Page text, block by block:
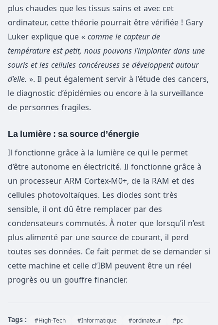
plus chaudes que les tissus sains et avec cet
ordinateur, cette théorie pourrait être vérifiée ! Gary
Luker explique que « comme le capteur de
température est petit, nous pouvons l’implanter dans une
souris et les cellules cancéreuses se développent autour
d’elle. ». Il peut également servir à l’étude des cancers,
le diagnostic d’épidémies ou encore à la surveillance
de personnes fragiles.
La lumière : sa source d’énergie
Il fonctionne grâce à la lumière ce qui le permet
d’être autonome en électricité. Il fonctionne grâce à
un processeur ARM Cortex-M0+, de la RAM et des
cellules photovoltaïques. Les diodes sont très
sensible, il ont dû être remplacer par des
condensateurs commutés. À noter que lorsqu’il n’est
plus alimenté par une source de courant, il perd
toutes ses données. Ce fait permet de se demander si
cette machine et celle d’IBM peuvent être un réel
progrès ou un gouffre financier.
Tags : #High-Tech #Informatique #ordinateur
#pc